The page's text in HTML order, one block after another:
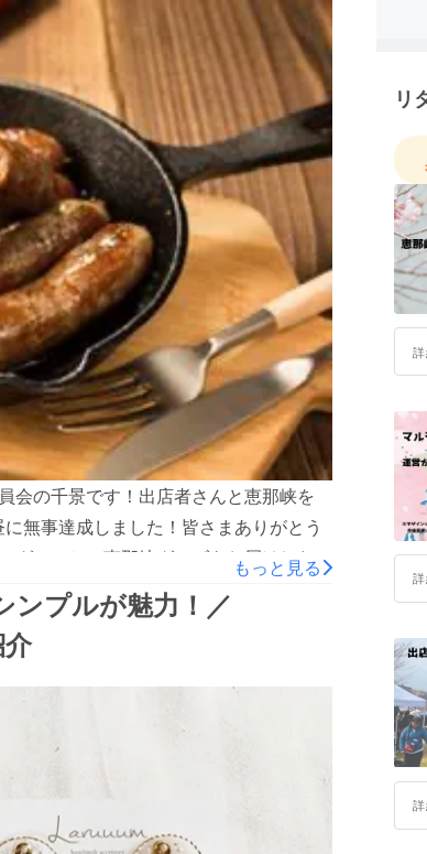
会の千景です！出店者さんと恵那峡を
無事達成しました！皆さまありがとう
ルメと、恵那峡グッズをお届けしたい
、恵那の「そよ風食堂」さんです。そ
ったイノシシや鹿を使ったジビエ料理を
などがイチオシメニュー♡︎DIYで作り上
細は、Instagramをご覧ください〜！
ロジェクト詳細はイベントは延期で
い！へお願いします！
もっと見る
ンプルが魅力！／
リ